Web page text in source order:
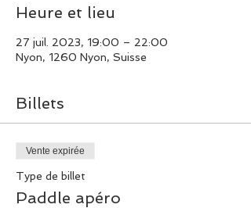
Heure et lieu
27 juil. 2023, 19:00 – 22:00
Nyon, 1260 Nyon, Suisse
Billets
Vente expirée
Type de billet
Paddle apéro